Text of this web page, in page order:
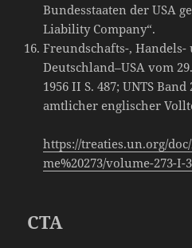
Bundesstaaten der USA
Liability Company“.
Freundschafts-,
Deutschland–USA vom
1956 II S. 487; UNTS Band
amtlicher englischer
https://treaties.un.org/
me%20273/volume-273-I-
CTA